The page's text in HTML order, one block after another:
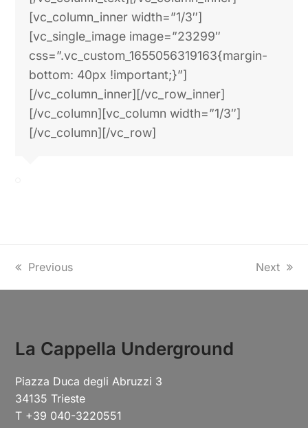
Chubinidze (Frnacia/Georgia);
L’Audience Award Mr. M per laGrand
Competition Feature Filmè stato
assegnata aThe Crossing (La traverse) di
Florence Miailhe.[/vc_column_text]
Zagrebsi svolgerà dal 5 al 10 giugno.
css=”.vc_custom_1655056319163{margin-
bottom: 40px !important;}”]
[/vc_column_inner][/vc_row_inner]
[/vc_column][vc_column width=”1/3″]
[/vc_column][/vc_row]